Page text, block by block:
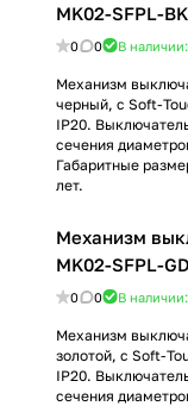
MK02-SFPL-
0 0 В наличии:
Механизм
черный, с Soft-
IP20.
сечения
Габаритные
лет.
Механизм
MK02-SFPL-
0 0 В
Механизм
золотой, с Soft-
IP20.
сечения